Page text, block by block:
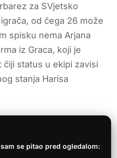
za SVjetsko
od čega 26 može
spisku nema Arjana
iz Graca, koji je
status u ekipi zavisi
stanja Harisa
se pitao pred ogledalom: